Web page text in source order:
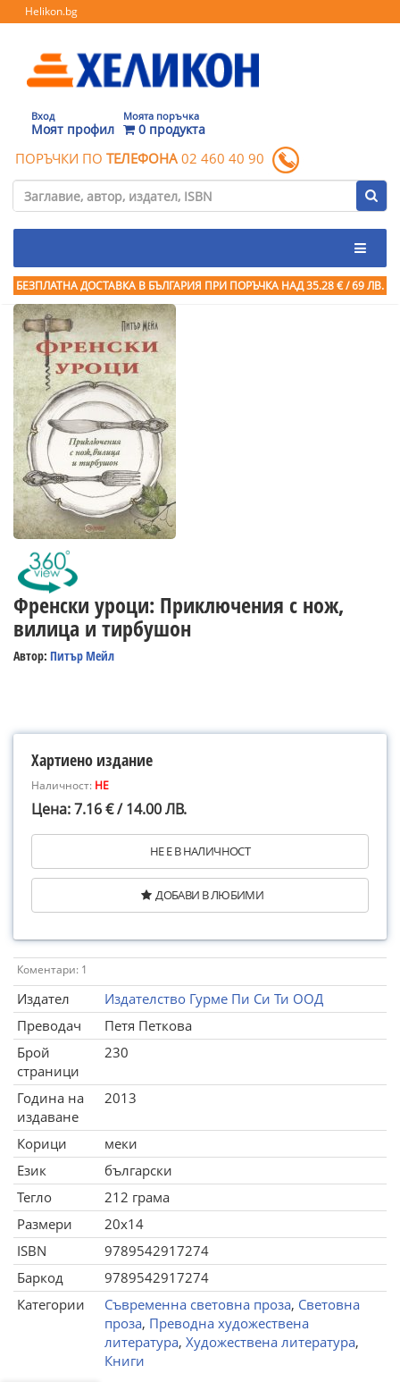
Helikon.bg
Вход
Моят профил
Моята поръчка
0 продукта
ПОРЪЧКИ ПО ТЕЛЕФОНА 02 460 40 90
БЕЗПЛАТНА ДОСТАВКА В БЪЛГАРИЯ ПРИ ПОРЪЧКА НАД 35.28 € / 69 ЛВ.
Френски уроци: Приключения с нож,
вилица и тирбушон
Автор: Питър Мейл
Хартиено издание
Наличност: НЕ
Цена: 7.16 € / 14.00 ЛВ.
НЕ Е В НАЛИЧНОСТ
ДОБАВИ В ЛЮБИМИ
Коментари: 1
Издател
Издателство Гурме Пи Си Ти ООД
Преводач
Петя Петкова
Брой
страници
230
Година на
издаване
2013
Корици
меки
Език
български
Тегло
212 грама
Размери
20x14
ISBN
9789542917274
Баркод
9789542917274
Категории
Съвременна световна проза, Световна
проза, Преводна художествена
литература, Художествена литература,
Книги